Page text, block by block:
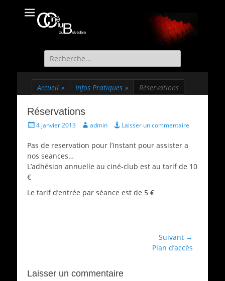
Ciné Club du
Belvédère
Site officiel du Ciné Club de St Martin d'Uriage
Recherche
de:
Accueil » Infos Pratiques » Réservations
Réservations
Écrit4 janvier 2013 Auteur
admin Laisser un commentaire
Pas de reservation pour l’instant pour assister a
nos seances…
L’adhésion annuelle au ciné-club est au tarif de 10
€
Le tarif d’entrée par séance est de 5 €
Suivant →
Plan d’accès
Laisser un commentaire